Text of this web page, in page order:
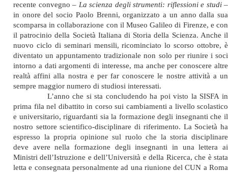
recente convegno – La scienza degli strumenti: riflessioni e studi–
in onore del socio Paolo Brenni, organizzato a un anno dalla sua
scomparsa in collaborazione con il Museo Galileo di Firenze, e con
il patrocinio della Società Italiana di Storia della Scienza. Anche il
nuovo ciclo di seminari mensili, ricominciato lo scorso ottobre, è
diventato un appuntamento tradizionale non solo per riunire i soci
intorno a dati argomenti di interesse, ma anche per conoscere altre
realtà affini alla nostra e per far conoscere le nostre attività a un
sempre maggior numero di studiosi interessati.
L’anno che si sta concludendo ha poi visto la SISFA in
prima fila nel dibattito in corso sui cambiamenti a livello scolastico
e universitario, riguardanti sia la formazione degli insegnanti che il
nostro settore scientifico-disciplinare di riferimento. La Società ha
espresso la propria opinione sul ruolo che la storia disciplinare
deve avere nella formazione degli insegnanti in una lettera ai
Ministri dell’Istruzione e dell’Università e della Ricerca, che è stata
letta e consegnata personalmente ad una riunione del CUN a Roma